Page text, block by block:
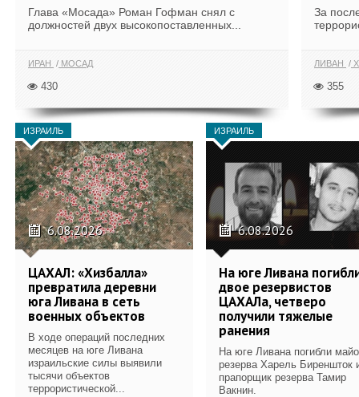
Глава «Мосада» Роман Гофман снял с
должностей двух высокопоставленных...
ИРАН МОСАД
430
За
ЛИВАН
355
ИЗРАИЛЬ
6.08.2026
ЦАХАЛ: «Хизбалла»
превратила деревни
юга Ливана в сеть
военных объектов
В ходе операций последних
месяцев на юге Ливана
израильские силы выявили
тысячи объектов
террористической...
ИЗРАИЛЬ
6.08.2026
На юге Ливана
двое резервистов
ЦАХАЛа, четверо
получили тяжелые
ранения
На юге Ливана погибли
резерва Харель Биреншток
прапорщик резерва Тамир
Вакнин.